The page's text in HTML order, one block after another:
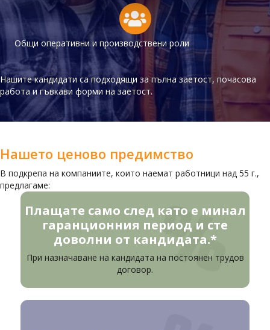
Общи оперативни и производствени роли
Нашите кандидати са подходящи за пълна заетост, почасова
работа и гъвкави форми на заетост.
Нашето ценово предимство
В подкрепа на компаниите, които наемат работници над 55 г.,
предлагаме:
Плащате само след като е минал
гаранционния период и сте
доволни от кандидата.*
При назначаване на кандидата на постоянен трудов
договор.